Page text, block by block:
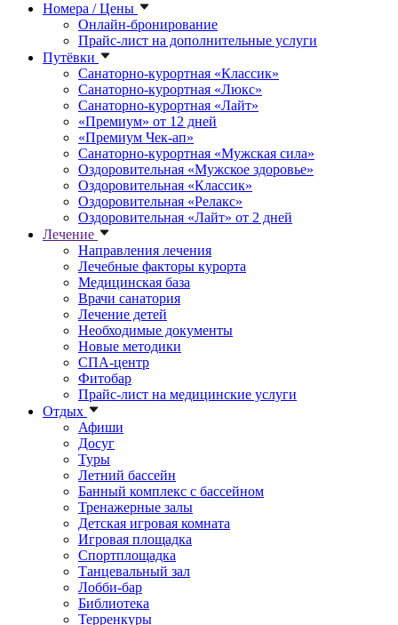
Номера / Цены
Онлайн-бронирование
Прайс-лист на дополнительные услуги
Путёвки
Санаторно-курортная «Классик»
Санаторно-курортная «Люкс»
Санаторно-курортная «Лайт»
«Премиум» от 12 дней
«Премиум Чек-ап»
Санаторно-курортная «Мужская сила»
Оздоровительная «Мужское здоровье»
Оздоровительная «Классик»
Оздоровительная «Релакс»
Оздоровительная «Лайт» от 2 дней
Лечение
Направления лечения
Лечебные факторы курорта
Медицинская база
Врачи санатория
Лечение детей
Необходимые документы
Новые методики
СПА-центр
Фитобар
Прайс-лист на медицинские услуги
Отдых
Афиши
Досуг
Туры
Летний бассейн
Банный комплекс с бассейном
Тренажерные залы
Детская игровая комната
Игровая площадка
Спортплощадка
Танцевальный зал
Лобби-бар
Библиотека
Терренкуры